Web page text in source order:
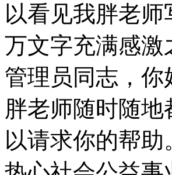
以看见我胖老
万文字充满感
管理员同志，
胖老师随时随
以请求你的帮助